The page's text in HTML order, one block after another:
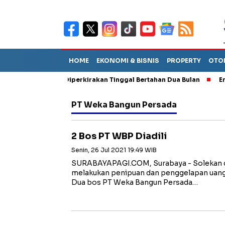
HOME EKONOMI & BISNIS PROPERTY
Sebut TPA Diperkirakan Tinggal Bertahan Dua Bulan Empat
PT Weka Bangun Persada
2 Bos PT WBP Diadili
Senin, 26 Jul 2021 19:49 WIB
SURABAYAPAGI.COM, Surabaya -
melakukan penipuan dan penggelapan
Dua bos PT Weka Bangun Persada…